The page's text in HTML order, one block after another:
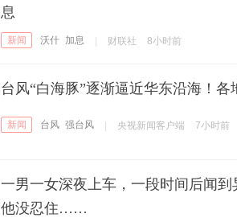
息
新闻 沃什 加息 财联社 8小时前
台风“白海豚”逐渐逼近华东沿海！
新闻 台风 强台风 央视新闻客户端 7小时前
一男一女深夜上车，一段时间后闻到
他没忍住……